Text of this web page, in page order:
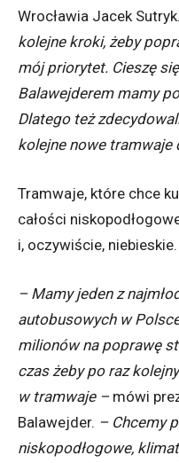
Wrocławia Jacek
kolejne kroki, żeby
mój priorytet. Cieszę
Balawejderem mamy
Dlatego też
kolejne nowe tramwaje
Tramwaje, które chce
całości
i, oczywiście, niebieskie.
– Mamy jeden z
autobusowych w
milionów na poprawę
czas żeby po raz
w tramwaje – mówi
Balawejder. – Chcemy
niskopodłogowe,